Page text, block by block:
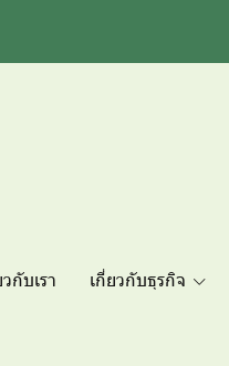
กับเรา เกี่ยวกับธุรกิจ